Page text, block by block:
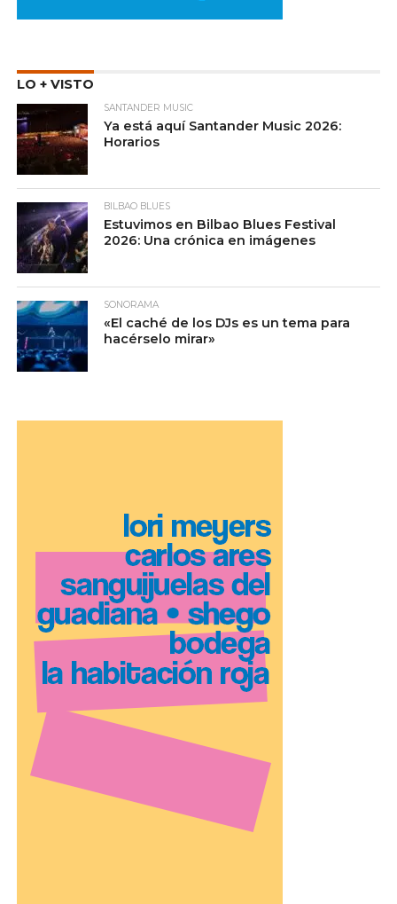
LO + VISTO
SANTANDER MUSIC
Ya está aquí Santander Music 2026:
Horarios
BILBAO BLUES
Estuvimos en Bilbao Blues Festival
2026: Una crónica en imágenes
SONORAMA
«El caché de los DJs es un tema para
hacérselo mirar»